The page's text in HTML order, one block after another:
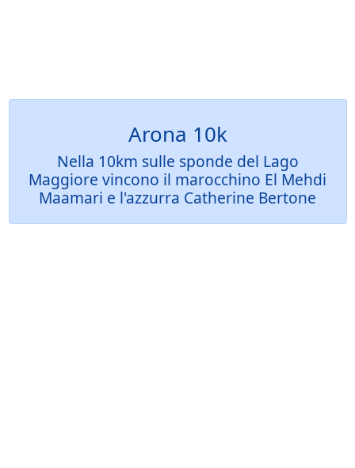
Arona 10k
Nella 10km sulle sponde del Lago
Maggiore vincono il marocchino El Mehdi
Maamari e l'azzurra Catherine Bertone